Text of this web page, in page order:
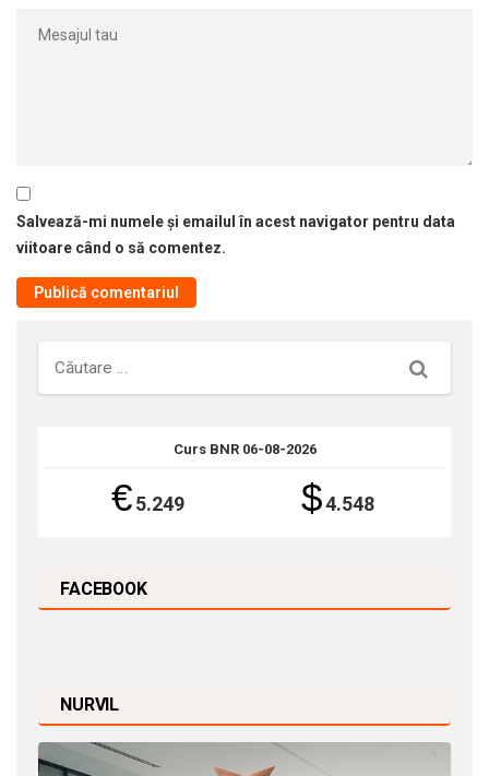
Salvează-mi numele și emailul în acest navigator pentru data
viitoare când o să comentez.
Căutare
Curs BNR 06-08-2026
€5.249 $4.548
FACEBOOK
NURVIL